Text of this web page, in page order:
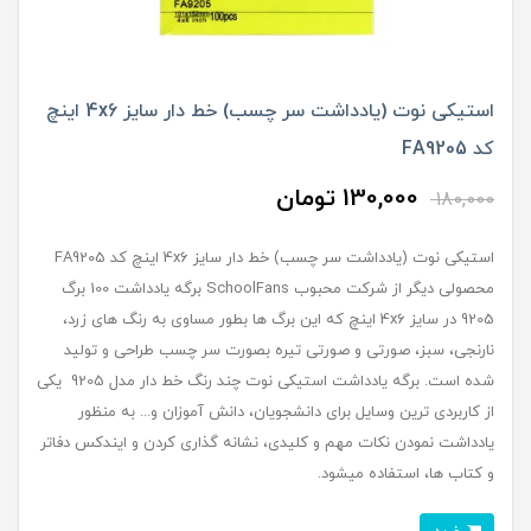
استیکی نوت (یادداشت سر چسب) خط دار سایز 4x6 اینچ
کد FA9205
180,000
130,000 تومان
استیکی نوت (یادداشت سر چسب) خط دار سایز 4x6 اینچ کد FA9205
محصولی دیگر از شرکت محبوب SchoolFans برگه یادداشت 100 برگ
9205 در سایز 4x6 اینچ که این برگ ها بطور مساوی به رنگ های زرد،
نارنجی، سبز، صورتی و صورتی تیره بصورت سر چسب طراحی و تولید
شده است. برگه یادداشت استیکی نوت چند رنگ خط دار مدل 9205 یکی
از کاربردی ترین وسایل برای دانشجویان، دانش آموزان و... به منظور
یادداشت نمودن نکات مهم و کلیدی، نشانه گذاری کردن و ایندکس دفاتر
و کتاب ها، استفاده میشود.